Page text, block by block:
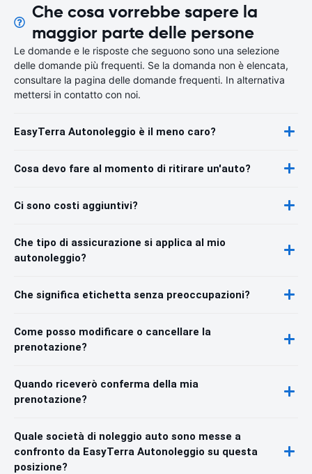
Che cosa vorrebbe sapere la
maggior parte delle persone
Le domande e le risposte che seguono sono una selezione
delle domande più frequenti. Se la domanda non è elencata,
consultare la pagina delle domande frequenti. In alternativa
mettersi in contatto con noi.
EasyTerra Autonoleggio è il meno caro?
Cosa devo fare al momento di ritirare un'auto?
Ci sono costi aggiuntivi?
Che tipo di assicurazione si applica al mio
autonoleggio?
Che significa etichetta senza preoccupazioni?
Come posso modificare o cancellare la
prenotazione?
Quando riceverò conferma della mia
prenotazione?
Quale società di noleggio auto sono messe a
confronto da EasyTerra Autonoleggio su questa
posizione?